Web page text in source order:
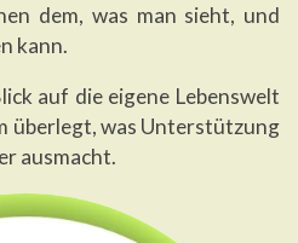
dem, was man sieht, und
kann.
auf die eigene Lebenswelt
überlegt, was Unterstützung
ausmacht.